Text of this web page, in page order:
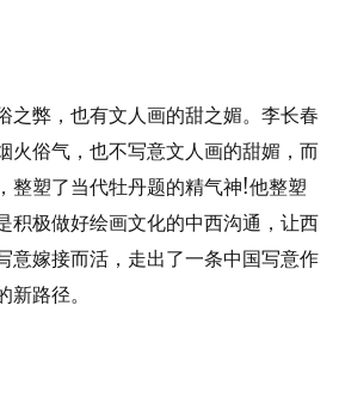
之弊，也有文人画的甜之媚。李长春
火俗气，也不写意文人画的甜媚，而
整塑了当代牡丹题的精气神!他整塑
积极做好绘画文化的中西沟通，让西
意嫁接而活，走出了一条中国写意作
路径。